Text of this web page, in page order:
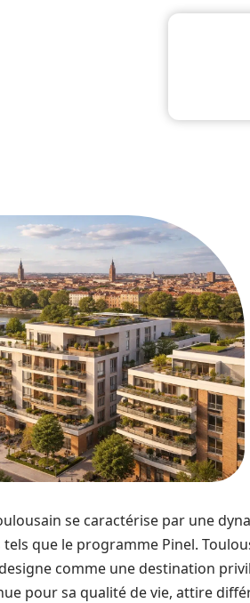
se caractérise par une
que le programme Pinel.
comme une destination
pour sa qualité de vie, attire